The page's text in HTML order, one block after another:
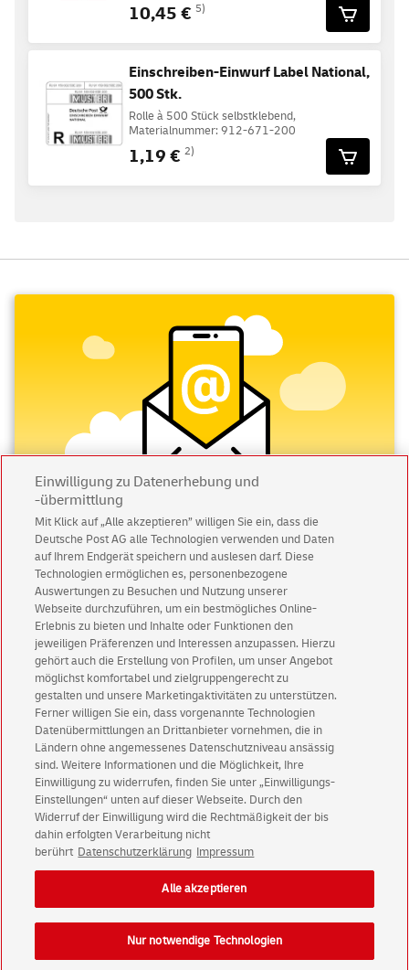
10,45 € 5)
Einschreiben-Einwurf Label National,
500 Stk.
Rolle à 500 Stück selbstklebend,
Materialnummer: 912-671-200
1,19 € 2)
Abonnieren Sie unseren Newsletter
Immer informiert über exklusive Angebote und
Aktionen - jetzt mit Vorteil
Privatkundensichern sich einen5 € Gutschein
für POSTSCAN!
Geschäftskundenerhalten einen5 € Gutschein
für Briefmarke individuell!
Zur Newsletter-Anmeldung
© Sun Aug 09 03:07:32 CEST 2026 Deutsche Post AG
Impressum
Datenschutz
Einwilligungs-Einstellungen
Rechtliche Hinweise
Barrierefreiheit
Einwilligung zu Datenerhebung und
-übermittlung
Mit Klick auf „Alle akzeptieren” willigen Sie ein, dass die
Deutsche Post AG alle Technologien verwenden und Daten
auf Ihrem Endgerät speichern und auslesen darf. Diese
Technologien ermöglichen es, personenbezogene
Auswertungen zu Besuchen und Nutzung unserer
Webseite durchzuführen, um ein bestmögliches Online-
Erlebnis zu bieten und Inhalte oder Funktionen den
jeweiligen Präferenzen und Interessen anzupassen. Hierzu
gehört auch die Erstellung von Profilen, um unser Angebot
möglichst komfortabel und zielgruppengerecht zu
gestalten und unsere Marketingaktivitäten zu unterstützen.
Ferner willigen Sie ein, dass vorgenannte Technologien
Datenübermittlungen an Drittanbieter vornehmen, die in
Ländern ohne angemessenes Datenschutzniveau ansässig
sind. Weitere Informationen und die Möglichkeit, Ihre
Einwilligung zu widerrufen, finden Sie unter „Einwilligungs-
Einstellungen“ unten auf dieser Webseite. Durch den
Widerruf der Einwilligung wird die Rechtmäßigkeit der bis
dahin erfolgten Verarbeitung nicht
berührt Datenschutzerklärung Impressum
Nur notwendige Technologien
Alle akzeptieren